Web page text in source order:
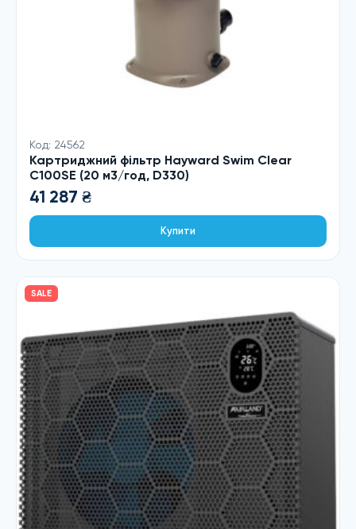
Код: 24562
Картриджний фільтр Hayward Swim Clear
C100SE (20 м3/год, D330)
41 287 ₴
Купити
SALE